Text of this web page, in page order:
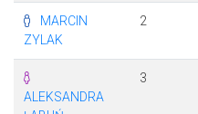
MARCIN
ZYLAK
2
ALEKSANDRA
3